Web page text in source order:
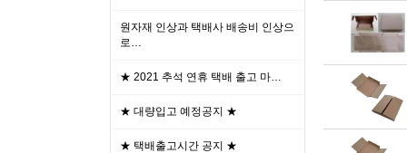
원자재 인상과 택배사 배송비 인상으
로…
★ 2021 추석 연휴 택배 출고 마…
★ 대량입고 예정공지 ★
★ 택배출고시간 공지 ★